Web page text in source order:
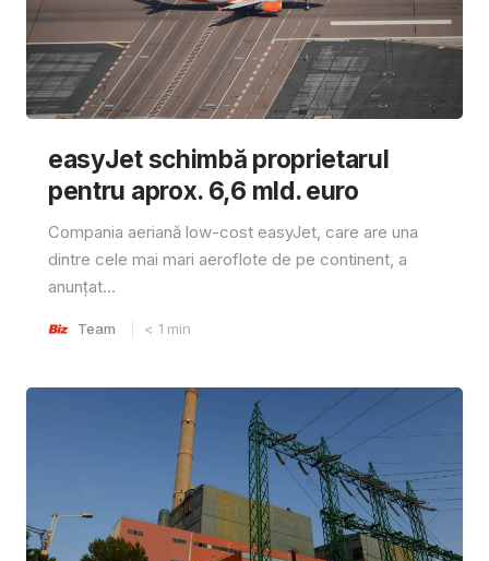
easyJet schimbă proprietarul
pentru aprox. 6,6 mld. euro
Compania aeriană low-cost easyJet, care are una
dintre cele mai mari aeroflote de pe continent, a
anunțat...
Team < 1 min